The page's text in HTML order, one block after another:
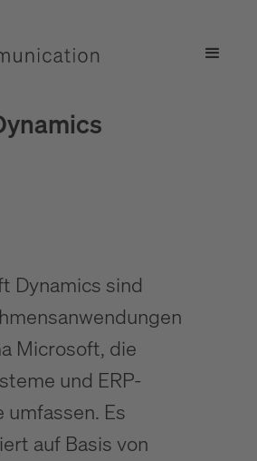
Dynamics sind
Microsoft, die
und ERP-
umfassen. Es
auf Basis von